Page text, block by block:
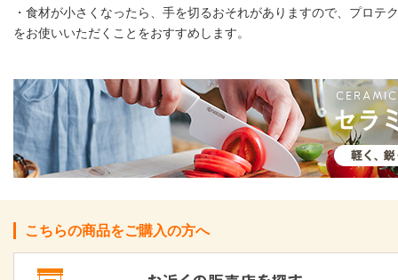
・食材が小さくなったら、手を切るおそれがありますので、プロテ
をお使いいただくことをおすすめします。
こちらの商品をご購入の方へ